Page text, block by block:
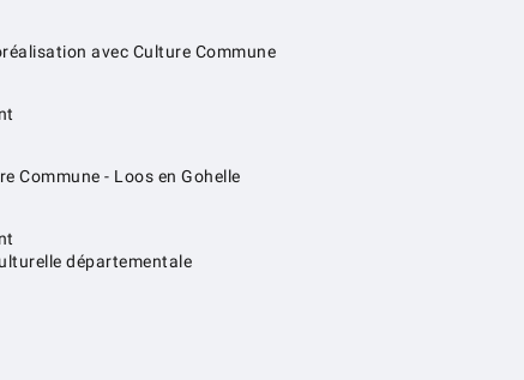
avec Culture Commune
Commune - Loos en Gohelle
départementale